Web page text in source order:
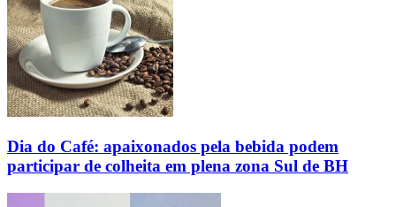
Dia do Café: apaixonados pela bebida podem
participar de colheita em plena zona Sul de BH